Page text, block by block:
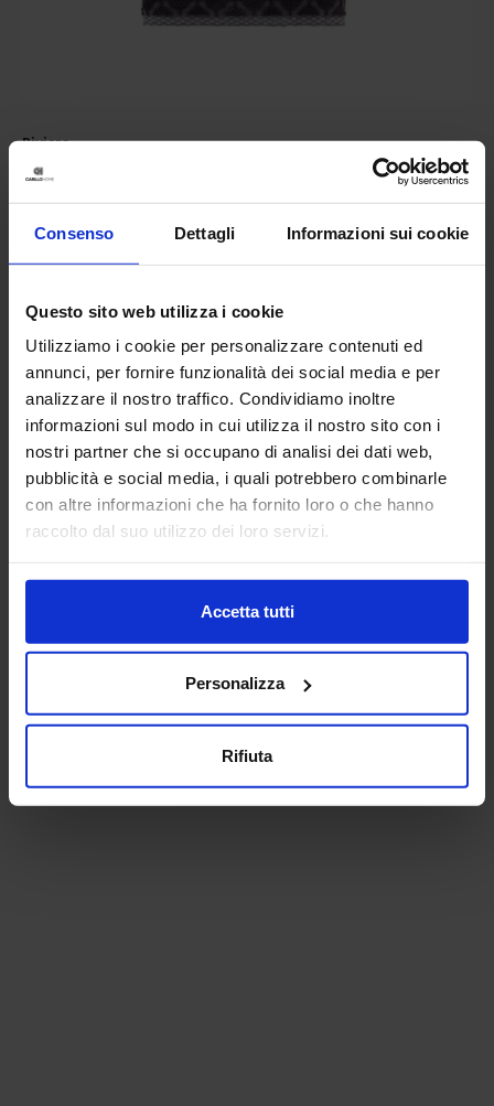
Consenso Dettagli Informazioni sui cookie
Questo sito web utilizza i cookie
Utilizziamo i cookie per personalizzare contenuti ed
annunci, per fornire funzionalità dei social media e per
analizzare il nostro traffico. Condividiamo inoltre
informazioni sul modo in cui utilizza il nostro sito con i
nostri partner che si occupano di analisi dei dati web,
pubblicità e social media, i quali potrebbero combinarle
con altre informazioni che ha fornito loro o che hanno
raccolto dal suo utilizzo dei loro servizi.
Accetta tutti
Personalizza
Rifiuta
Riviera
Telo Bagno Tiles
34,90€ Da 30,00€
Colori disponibili
GrigioBlue Tortora Viola Bianco colore